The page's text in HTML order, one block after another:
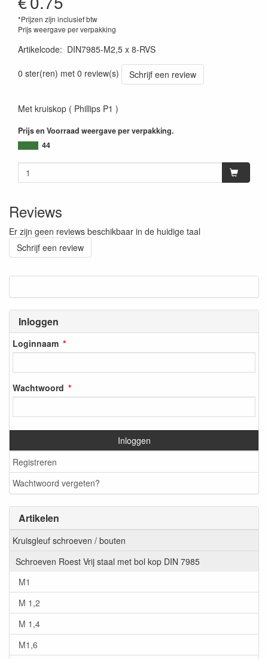
Inloggen
Loginnaam
Wachtwoord
Inloggen
Registreren
Wachtwoord vergeten?
Artikelen
Kruisgleuf schroeven / bouten
Schroeven Roest Vrij staal met bol kop DIN 7985
M1
M 1,2
M 1,4
M1,6
*Prijzen zijn inclusief btw
Prijs weergave per verpakking
Artikelcode: DIN7985-M2,5 x 8-RVS
0 ster(ren) met 0 review(s)
Schrijf een review
Met kruiskop ( Phillips P1 )
Prijs en Voorraad weergave per verpakking.
44
Reviews
Er zijn geen reviews beschikbaar in de huidige taal
Schrijf een review